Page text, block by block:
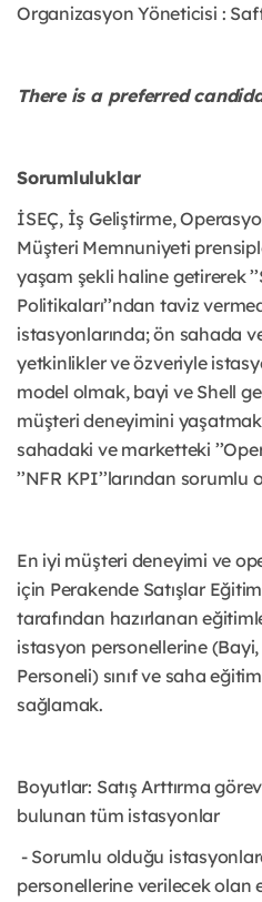
Organizasyon Yöneticisi :
There is a preferred
Sorumluluklar
İSEÇ, İş Geliştirme,
Müşteri Memnuniyeti
yaşam şekli haline getirerek
Politikaları’’ndan taviz
istasyonlarında; ön sahada
yetkinlikler ve özveriyle
model olmak, bayi ve Shell
müşteri deneyimini
sahadaki ve marketteki
’’NFR KPI’’larından sorumlu
En iyi müşteri deneyimi ve
için Perakende Satışlar
tarafından hazırlanan
istasyon personellerine
Personeli) sınıf ve saha
sağlamak.
Boyutlar: Satış Arttırma
bulunan tüm istasyonlar
- Sorumlu olduğu
personellerine verilecek olan